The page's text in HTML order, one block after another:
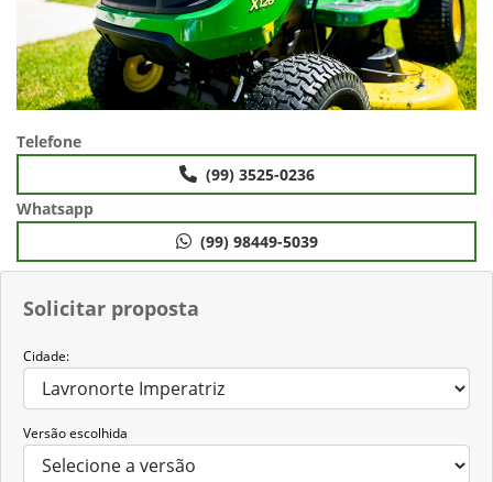
Solicitar proposta
Cidade:
Versão escolhida
Telefone
(99) 3525-0236
Whatsapp
(99) 98449-5039